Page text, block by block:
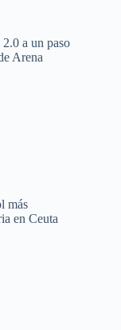
a un paso
Arena
más
en Ceuta